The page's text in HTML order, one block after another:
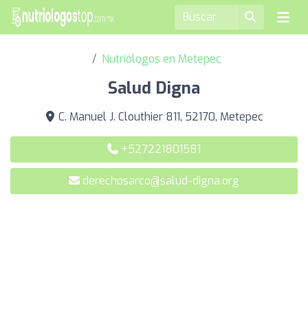
Nutriólogos en Metepec
Salud Digna
C. Manuel J. Clouthier 811, 52170, Metepec
+527221801581
derechosarco@salud-digna.org